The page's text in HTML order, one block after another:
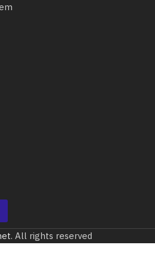
. All rights reserved